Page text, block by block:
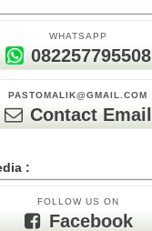
WHATSAPP
082257795508
PASTOMALIK@GMAIL.COM
Contact Email
:
FOLLOW US ON
Facebook